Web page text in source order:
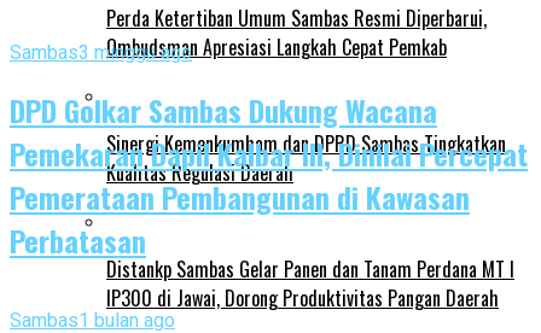
Perda Ketertiban Umum Sambas Resmi Diperbarui,
Ombudsman Apresiasi Langkah Cepat Pemkab
Sinergi Kemenkumham dan DPRD Sambas Tingkatkan
Kualitas Regulasi Daerah
Distankp Sambas Gelar Panen dan Tanam Perdana MT I
IP300 di Jawai, Dorong Produktivitas Pangan Daerah
Sambas3 minggu ago
DPD Golkar Sambas Dukung Wacana
Pemekaran Dapil Kalbar III, Dinilai Percepat
Pemerataan Pembangunan di Kawasan
Perbatasan
Sambas1 bulan ago